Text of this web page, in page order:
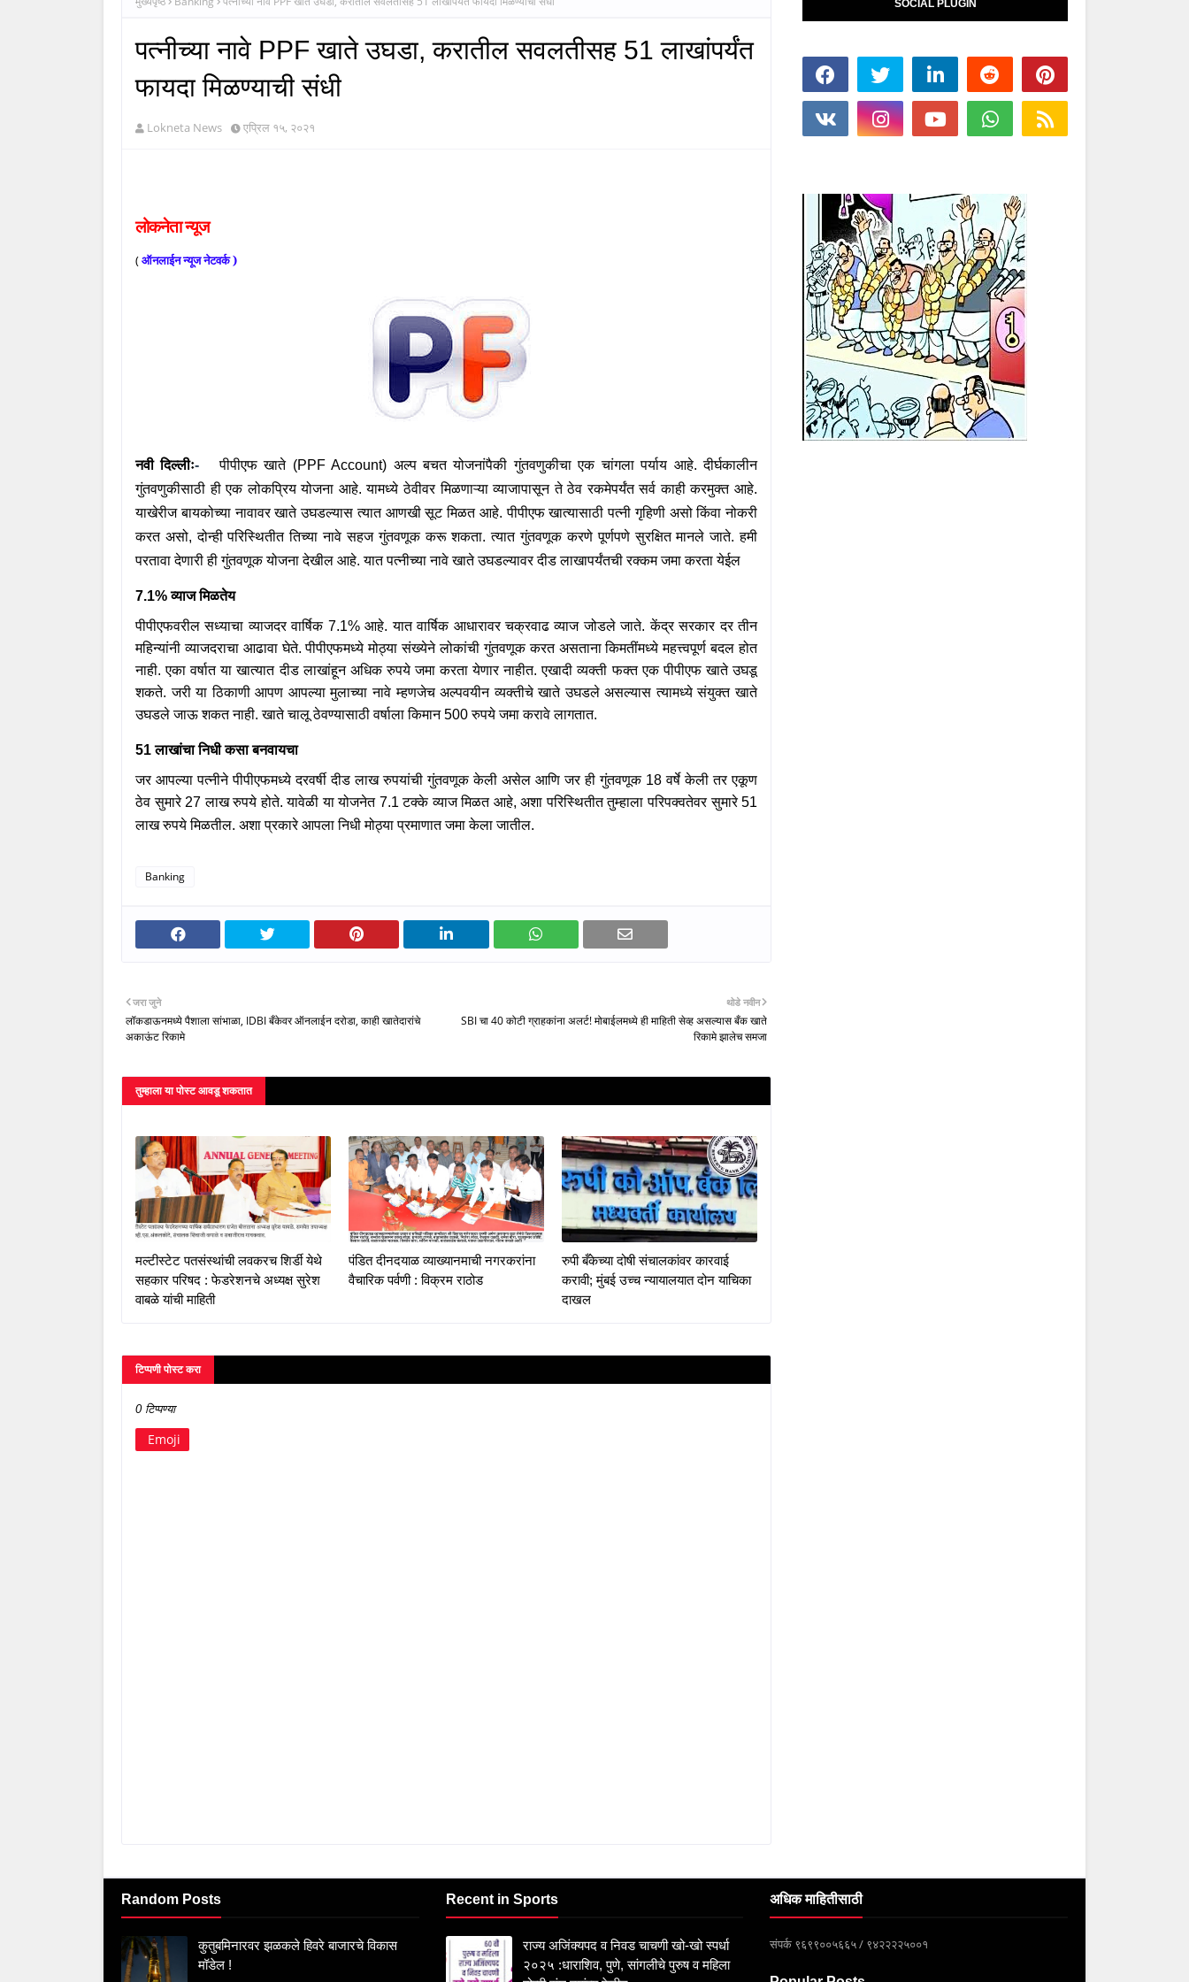
पत्नीच्या नावे PPF खाते उघडा, करातील सवलतीसह 51 लाखांपर्यंत
फायदा मिळण्याची संधी
Lokneta News एप्रिल १५, २०२१
लोकनेतान्यूज
(ऑनलाईनन्यूजनेटवर्क )
नवी दिल्लीः- पीपीएफ खाते (PPF Account) अल्प बचत योजनांपैकी गुंतवणुकीचा एक चांगला पर्याय आहे. दीर्घकालीन
गुंतवणुकीसाठी ही एक लोकप्रिय योजना आहे. यामध्ये ठेवीवर मिळणाऱ्या व्याजापासून ते ठेव रकमेपर्यंत सर्व काही करमुक्त आहे.
याखेरीज बायकोच्या नावावर खाते उघडल्यास त्यात आणखी सूट मिळत आहे. पीपीएफ खात्यासाठी पत्नी गृहिणी असो किंवा नोकरी
करत असो,दोन्ही परिस्थितीत तिच्या नावे सहज गुंतवणूक करू शकता. त्यात गुंतवणूक करणे पूर्णपणे सुरक्षित मानले जाते. हमी
परतावा देणारी ही गुंतवणूक योजना देखील आहे. यात पत्नीच्या नावे खाते उघडल्यावर दीड लाखापर्यंतची रक्कम जमा करता येईल
7.1%व्याज मिळतेय
पीपीएफवरील सध्याचा व्याजदर वार्षिक 7.1%आहे. यात वार्षिक आधारावर चक्रवाढ व्याज जोडले जाते. केंद्र सरकार दर तीन
महिन्यांनी व्याजदराचा आढावा घेते. पीपीएफमध्ये मोठ्या संख्येने लोकांची गुंतवणूक करत असताना किमतींमध्ये महत्त्वपूर्ण बदल होत
नाही. एका वर्षात या खात्यात दीड लाखांहून अधिक रुपये जमा करता येणार नाहीत. एखादी व्यक्ती फक्त एक पीपीएफ खाते उघडू
शकते. जरी या ठिकाणी आपण आपल्या मुलाच्या नावे म्हणजेच अल्पवयीन व्यक्तीचे खाते उघडले असल्यास त्यामध्ये संयुक्त खाते
उघडले जाऊ शकत नाही. खाते चालू ठेवण्यासाठी वर्षाला किमान500रुपये जमा करावे लागतात.
51लाखांचा निधी कसा बनवायचा
जर आपल्या पत्नीने पीपीएफमध्ये दरवर्षी दीड लाख रुपयांची गुंतवणूक केली असेल आणि जर ही गुंतवणूक 18वर्षे केली तर एकूण
ठेव सुमारे 27लाख रुपये होते. यावेळी या योजनेत 7.1टक्के व्याज मिळत आहे,अशा परिस्थितीत तुम्हाला परिपक्वतेवर सुमारे51
लाख रुपये मिळतील. अशा प्रकारे आपला निधी मोठ्या प्रमाणात जमा केला जातील.
Banking
थोडे नवीन
SBI चा 40 कोटी ग्राहकांना अलर्ट! मोबाईलमध्ये ही माहिती सेव्ह असल्यास बँक खाते
रिकामे झालेच समजा
जरा जुने
लॉकडाऊनमध्ये पैशाला सांभाळा, IDBI बँकेवर ऑनलाईन दरोडा, काही खातेदारांचे
अकाऊंट रिकामे
तुम्‍हाला या पोस्‍ट आवडू शकतात
मल्टीस्टेट पतसंस्थांची लवकरच शिर्डी येथे
सहकार परिषद : फेडरेशनचे अध्यक्ष सुरेश
वाबळे यांची माहिती
पंडित दीनदयाळ व्याख्यानमाची नगरकरांना
वैचारिक पर्वणी : विक्रम राठोड
रुपी बँकेच्या दोषी संचालकांवर कारवाई
करावी; मुंबई उच्च न्यायालयात दोन याचिका
दाखल
टिप्पणी पोस्ट करा
0 टिप्पण्या
Emoji
SOCIAL PLUGIN
Random Posts
कुतुबमिनारवर झळकले हिवरे बाजारचे विकास
मॉडेल !
Recent in Sports
राज्य अजिंक्यपद व निवड चाचणी खो-खो स्पर्धा
२०२५ :धाराशिव, पुणे, सांगलीचे पुरुष व महिला
अधिक माहितीसाठी
संपर्क ९६९९००५६६५ / ९४२२२२५००१